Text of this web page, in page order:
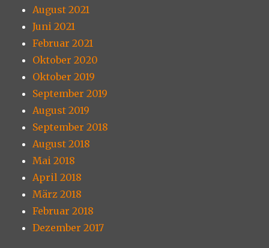
August 2021
Juni 2021
Februar 2021
Oktober 2020
Oktober 2019
September 2019
August 2019
September 2018
August 2018
Mai 2018
April 2018
März 2018
Februar 2018
Dezember 2017